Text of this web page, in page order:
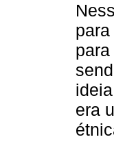
era